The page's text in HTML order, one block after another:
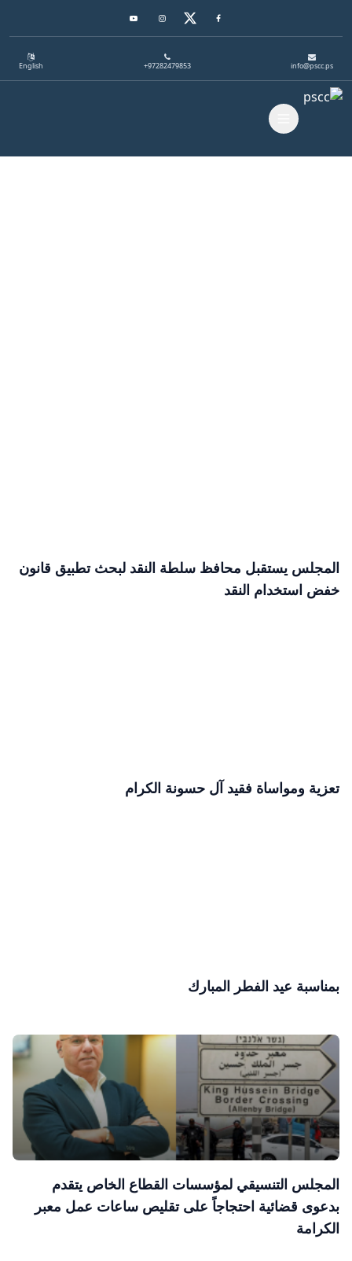
Facebook
Twitter
Instagram
Youtube
info@pscc.ps
+97282479853
English
Toggle navigation
المجلس يستقبل محافظ سلطة النقد لبحث تطبيق قانون
خفض استخدام النقد
تعزية ومواساة فقيد آل حسونة الكرام
بمناسبة عيد الفطر المبارك
المجلس التنسيقي لمؤسسات القطاع الخاص يتقدم
بدعوى قضائية احتجاجاً على تقليص ساعات عمل معبر
الكرامة